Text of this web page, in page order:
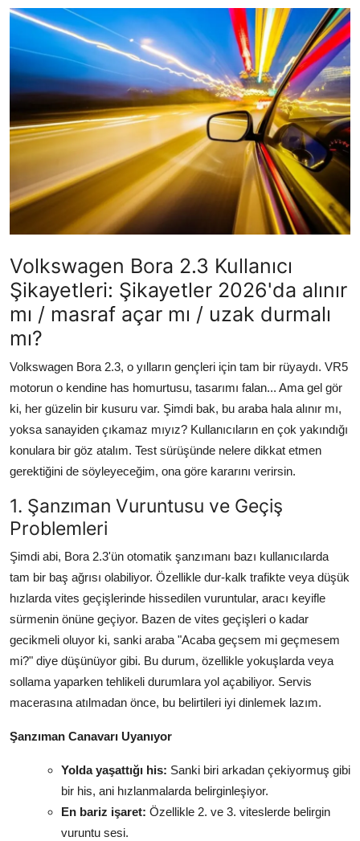
Bakım & Arıza Çözümleri
Elektrikli & Hibrit
Kiralama & Filo
Sürüş & Güvenlik
Lastik & Jant
Yağlar & Sıvılar
LPG & Yakıt
Elektrik & Akü
Klima & Konfor
Aydınlatma & Görüş
Şanzıman & Aktarma
Dizel Sistemler
Multimedya & Elektronik
Volkswagen Bora 2.3 Kullanıcı
Şikayetleri: Şikayetler 2026'da alınır
mı / masraf açar mı / uzak durmalı
mı?
Volkswagen Bora 2.3, o yılların gençleri için tam bir rüyaydı. VR5
motorun o kendine has homurtusu, tasarımı falan... Ama gel gör
ki, her güzelin bir kusuru var. Şimdi bak, bu araba hala alınır mı,
yoksa sanayiden çıkamaz mıyız? Kullanıcıların en çok yakındığı
konulara bir göz atalım. Test sürüşünde nelere dikkat etmen
gerektiğini de söyleyeceğim, ona göre kararını verirsin.
1. Şanzıman Vuruntusu ve Geçiş
Problemleri
Şimdi abi, Bora 2.3'ün otomatik şanzımanı bazı kullanıcılarda
tam bir baş ağrısı olabiliyor. Özellikle dur-kalk trafikte veya düşük
hızlarda vites geçişlerinde hissedilen vuruntular, aracı keyifle
sürmenin önüne geçiyor. Bazen de vites geçişleri o kadar
gecikmeli oluyor ki, sanki araba "Acaba geçsem mi geçmesem
mi?" diye düşünüyor gibi. Bu durum, özellikle yokuşlarda veya
sollama yaparken tehlikeli durumlara yol açabiliyor. Servis
macerasına atılmadan önce, bu belirtileri iyi dinlemek lazım.
Şanzıman Canavarı Uyanıyor
Yolda yaşattığı his: Sanki biri arkadan çekiyormuş gibi
bir his, ani hızlanmalarda belirginleşiyor.
En bariz işaret: Özellikle 2. ve 3. viteslerde belirgin
vuruntu sesi.